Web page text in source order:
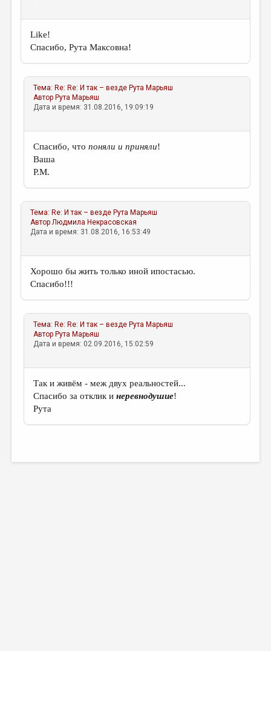
ЦИКЛЫ ПУБЛИКАЦИЙ
ТРЕДИАКОВСКИЙ
МЕДИА
ВКОНТАКТЕ
Like!
Спасибо, Рута Максовна!
Тема: Re: Re: И так – везде Рута Марьяш
Автор Рута Марьяш
Дата и время: 31.08.2016, 19:09:19
Спасибо, чтопоняли и приняли!
Ваша
Р.М.
Тема: Re: И так – везде Рута Марьяш
АвторЛюдмила Некрасовская
Дата и время: 31.08.2016, 16:53:49
Хорошо бы жить только иной ипостасью.
Спасибо!!!
Тема: Re: Re: И так – везде Рута Марьяш
Автор Рута Марьяш
Дата и время: 02.09.2016, 15:02:59
Так и живём - меж двух реальностей...
Спасибо за отклик инеревнодушие!
Рута